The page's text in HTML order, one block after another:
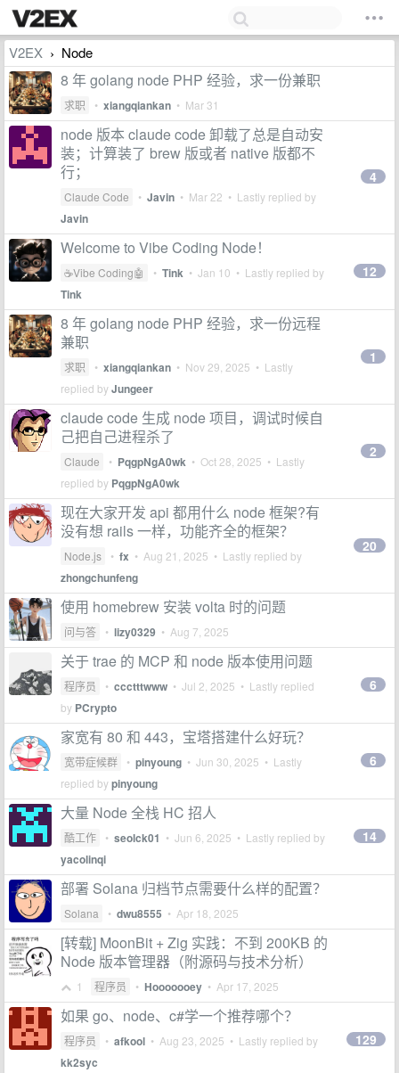
V2EX › Node
8 年 golang node PHP 经验，求一份兼职
求职 • xiangqiankan • Mar 31
node 版本 claude code 卸载了总是自动安
装；计算装了 brew 版或者 native 版都不
行；
Claude Code • Javin • Mar 22 • Lastly replied by
Javin
4
Welcome to Vibe Coding Node！
☕Vibe Coding🤖 • Tink • Jan 10 • Lastly replied by
Tink
12
8 年 golang node PHP 经验，求一份远程
兼职
求职 • xiangqiankan • Nov 29, 2025 • Lastly
replied byJungeer
1
claude code 生成 node 项目，调试时候自
己把自己进程杀了
Claude • PqgpNgA0wk • Oct 28, 2025 • Lastly
replied by PqgpNgA0wk
2
现在大家开发 api 都用什么 node 框架?有
没有想 rails 一样，功能齐全的框架？
Node.js • fx • Aug 21, 2025 • Lastly replied by
zhongchunfeng
20
使用 homebrew 安装 volta 时的问题
问与答 • lizy0329 • Aug 7, 2025
关于 trae 的 MCP 和 node 版本使用问题
程序员 • ccctttwww • Jul 2, 2025 • Lastly replied
by PCrypto
6
家宽有 80 和 443，宝塔搭建什么好玩？
宽带症候群 • pinyoung • Jun 30, 2025 • Lastly
replied bypinyoung
6
大量 Node 全栈 HC 招人
酷工作 • seolck01 • Jun 6, 2025 • Lastly replied by
yacolinqi
14
部署 Solana 归档节点需要什么样的配置？
Solana • dwu8555 • Apr 18, 2025
[转载] MoonBit + Zig 实践：不到 200KB 的
Node 版本管理器（附源码与技术分析）
1 程序员 • Hooooooey • Apr 17, 2025
如果 go、node、c#学一个推荐哪个？
程序员 • afkool • Aug 23, 2025 • Lastly replied by
kk2syc
129